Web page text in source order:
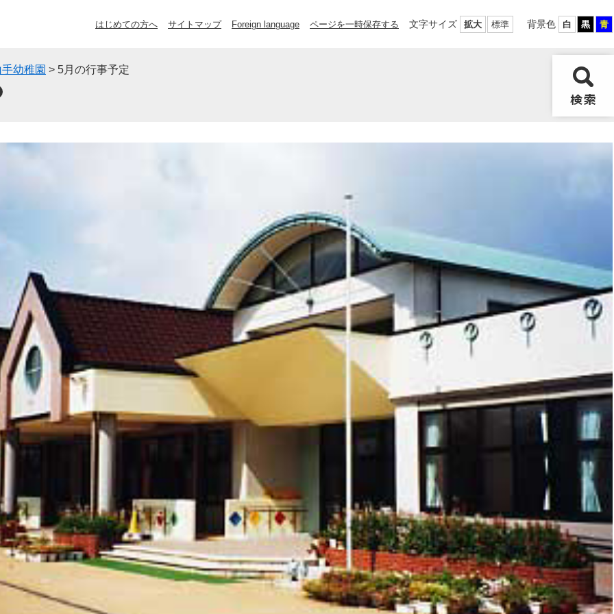
はじめての方へ サイトマップ Foreign language ページを一時保存する 文字サイズ 拡大 標準 背景色 白 黒 青
幼稚園 > 5月の行事予定